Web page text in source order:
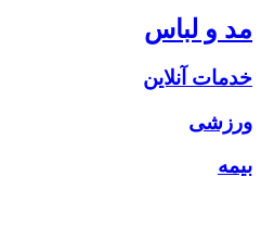
مد و لباس
خدمات آنلاین
ورزشی
بیمه